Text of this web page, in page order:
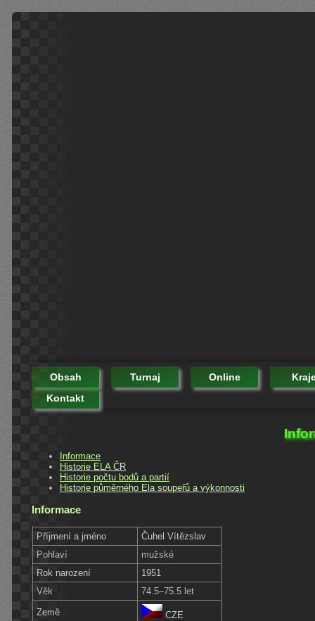
Obsah Turnaj Online
Kontakt
Informace
Historie ELA ČR
Historie počtu bodů a partií
Historie půměrného Ela soupeřů a výkonnosti
Informace
Příjmení a jméno
Čuhel Vítězslav
Pohlaví
mužské
Rok narození
1951
Věk
74.5–75.5 let
Země
CZE